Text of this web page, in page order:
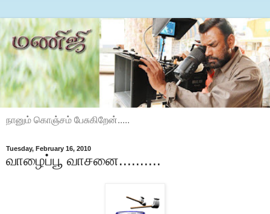
நானும் கொஞ்சம் பேசுகிறேன்.....
Tuesday, February 16, 2010
வாழைப்பூ வாசனை..........